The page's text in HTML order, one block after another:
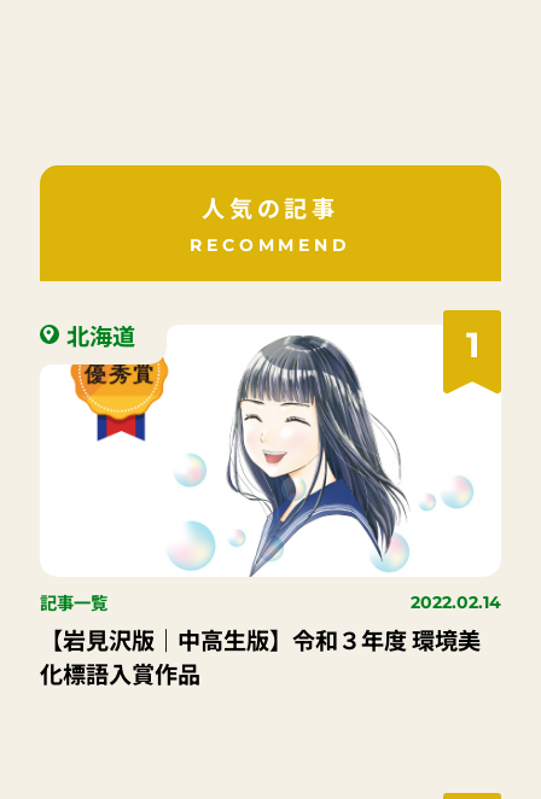
人気の記事
RECOMMEND
1
北海道
記事一覧 2022.02.14
【岩見沢版｜中高生版】令和３年度 環境美
化標語入賞作品